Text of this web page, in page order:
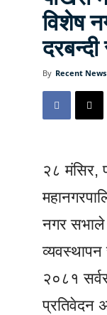
विशेष
By Recent
२८ मंसिर,
नगर सभाले
व्यवस्थापन
२०८१
प्रतिवेदन